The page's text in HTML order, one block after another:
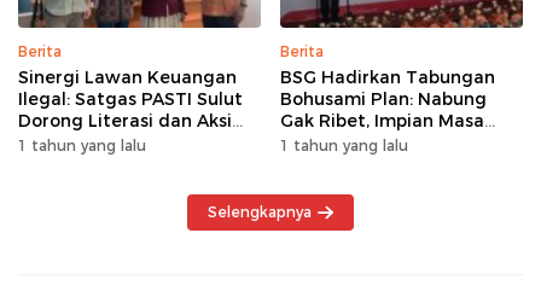
Berita
Sinergi Lawan Keuangan
Ilegal: Satgas PASTI Sulut
Dorong Literasi dan Aksi
Kolektif Masyarakat
1 tahun yang lalu
Berita
BSG Hadirkan Tabungan
Bohusami Plan: Nabung
Gak Ribet, Impian Masa
Depan Makin Dekat!
1 tahun yang lalu
Selengkapnya